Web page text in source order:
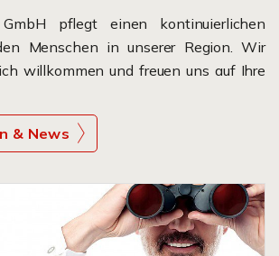
Dinger 07422-949 67-50 //
pflegt einen kontinuierlichen
Menschen in unserer Region. Wir
willkommen und freuen uns auf Ihre
& News